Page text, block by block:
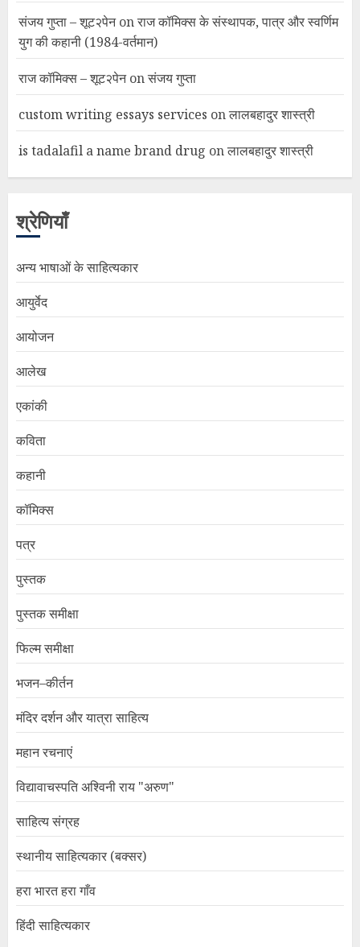
संजय गुप्ता – शूट२पेनonराज कॉमिक्स के संस्थापक, पात्र और स्वर्णिम
युग की कहानी (1984-वर्तमान)
राज कॉमिक्स – शूट२पेनonसंजय गुप्ता
custom writing essays services onलालबहादुर शास्त्री
is tadalafil a name brand drug onलालबहादुर शास्त्री
श्रेणियाँ
अन्य भाषाओं के साहित्यकार
आयुर्वेद
आयोजन
आलेख
एकांकी
कविता
कहानी
कॉमिक्स
पत्र
पुस्तक
पुस्तक समीक्षा
फिल्म समीक्षा
भजन–कीर्तन
मंदिर दर्शन और यात्रा साहित्य
महान रचनाएं
विद्यावाचस्पति अश्विनी राय "अरुण"
साहित्य संग्रह
स्थानीय साहित्यकार (बक्सर)
हरा भारत हरा गाँव
हिंदी साहित्यकार